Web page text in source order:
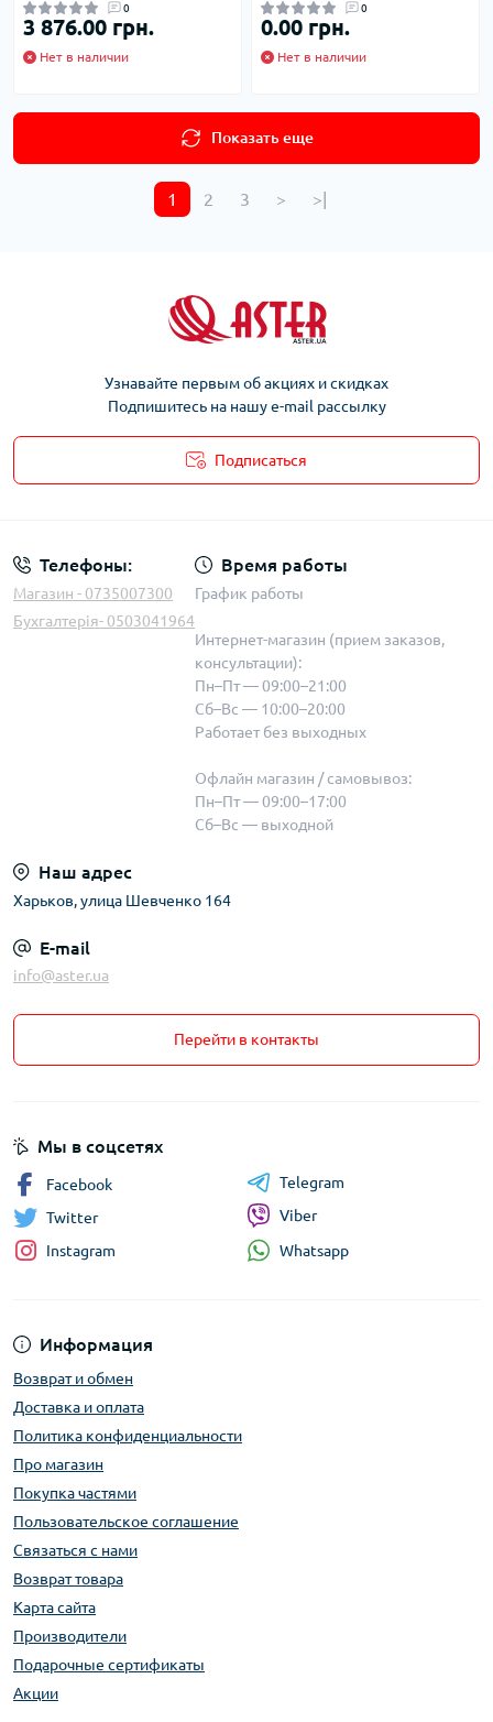
0
3 876.00 грн.
Нет в наличии
0
0.00 грн.
Нет в наличии
Показать еще
1 2 3 > >|
Узнавайте первым об акциях и скидках
Подпишитесь на нашу e-mail рассылку
Подписаться
Телефоны:
Магазин - 0735007300
Бухгалтерія- 0503041964
Время работы
График работы
Интернет-магазин (прием заказов,
консультации):
Пн–Пт — 09:00–21:00
Сб–Вс — 10:00–20:00
Работает без выходных
Офлайн магазин / самовывоз:
Пн–Пт — 09:00–17:00
Сб–Вс — выходной
Наш адрес
Харьков, улица Шевченко 164
E-mail
info@aster.ua
Перейти в контакты
Информация
Возврат и обмен
Доставка и оплата
Политика конфиденциальности
Про магазин
Покупка частями
Пользовательское соглашение
Связаться с нами
Возврат товара
Карта сайта
Производители
Подарочные сертификаты
Акции
Мы в соцсетях
Facebook
Twitter
Instagram
Telegram
Viber
Whatsapp